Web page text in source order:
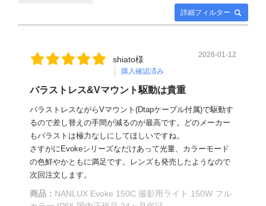
詳細フィルター
shiato様
購入確認済み
2026-01-12
バラストレス&Vマウント駆動は貴重
バラストレスながらVマウント(Dtapケーブル付属)で駆動す
るので差し替えの手間が減るのが最高です。どのメーカー
もバラストは極力なしにしてほしいですね。
さすがにEvokeシリーズなだけあって光量、カラーモード
の色鮮やかともに満足です。レンズも発売したようなので
次回注文します。
商品： NANLUX Evoke 150C 撮影用ライト 150W フル